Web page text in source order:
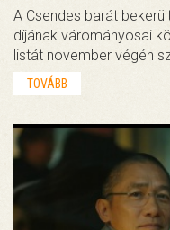
A Csendes barát
díjának várományosai
listát november végén
TOVÁBB